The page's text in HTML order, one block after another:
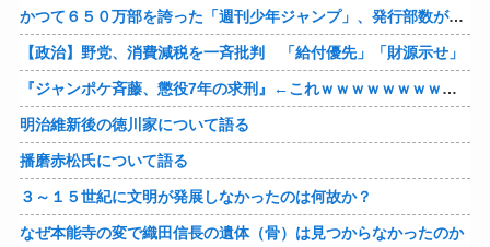
かつて６５０万部を誇った「週刊少年ジャンプ」、発行部数が初の100万部割れ
【政治】野党、消費減税を一斉批判 「給付優先」「財源示せ」
『ジャンポケ斉藤、懲役7年の求刑』←これｗｗｗｗｗｗｗｗｗｗｗｗｗｗｗｗｗｗ
明治維新後の徳川家について語る
播磨赤松氏について語る
３～１５世紀に文明が発展しなかったのは何故か？
なぜ本能寺の変で織田信長の遺体（骨）は見つからなかったのか